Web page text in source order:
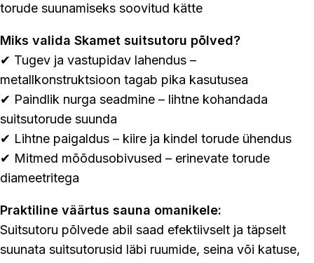
torude suunamiseks soovitud kätte
Miks valida Skamet suitsutoru põlved?
✔ Tugev ja vastupidav lahendus –
metallkonstruktsioon tagab pika kasutusea
✔ Paindlik nurga seadmine – lihtne kohandada
suitsutorude suunda
✔ Lihtne paigaldus – kiire ja kindel torude ühendus
✔ Mitmed mõõdusobivused – erinevate torude
diameetritega
Praktiline väärtus sauna omanikele:
Suitsutoru põlvede abil saad efektiivselt ja täpselt
suunata suitsutorusid läbi ruumide, seina või katuse,